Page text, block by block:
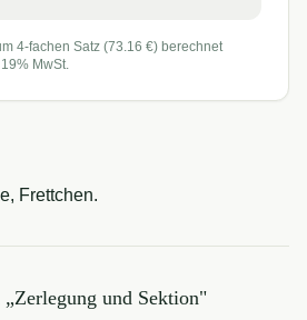
4-fachen Satz (73.16 €) berechnet
MwSt.
Frettchen.
Zerlegung und Sektion"